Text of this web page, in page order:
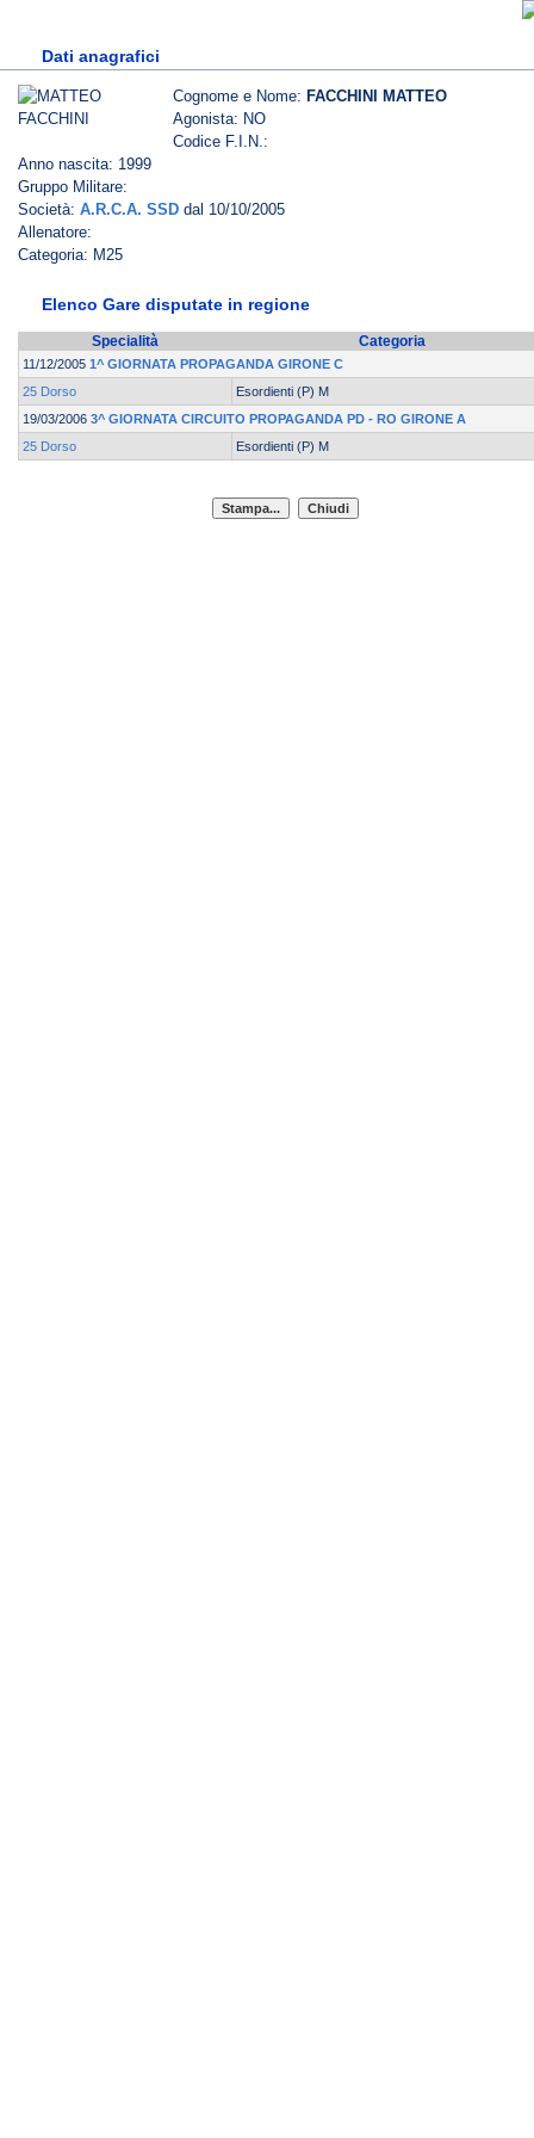
Dati anagrafici
Cognome e Nome: FACCHINI MATTEO
Agonista: NO
Codice F.I.N.:
Anno nascita: 1999
Gruppo Militare:
Società: A.R.C.A. SSD dal 10/10/2005
Allenatore:
Categoria: M25
Elenco Gare disputate in regione
Specialità Categoria
11/12/2005 1^ GIORNATA PROPAGANDA GIRONE C
25 Dorso
Esordienti (P) M
19/03/2006 3^ GIORNATA CIRCUITO PROPAGANDA PD - RO GIRONE A
25 Dorso
Esordienti (P) M